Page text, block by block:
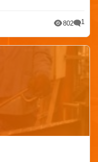
802 1